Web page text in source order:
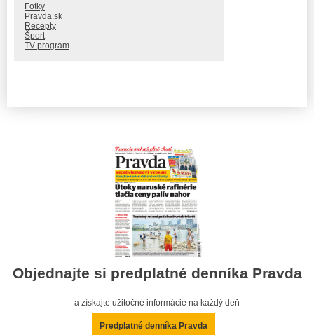
Fotky
Pravda.sk
Recepty
Šport
TV program
Objednajte si predplatné denníka Pravda
a získajte užitočné informácie na každý deň
Predplatné denníka Pravda